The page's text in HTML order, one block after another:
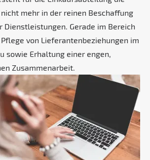
mehr in der reinen Beschaffung
Dienstleistungen. Gerade im Bereich
von Lieferantenbeziehungen im
sowie Erhaltung einer engen,
Zusammenarbeit.